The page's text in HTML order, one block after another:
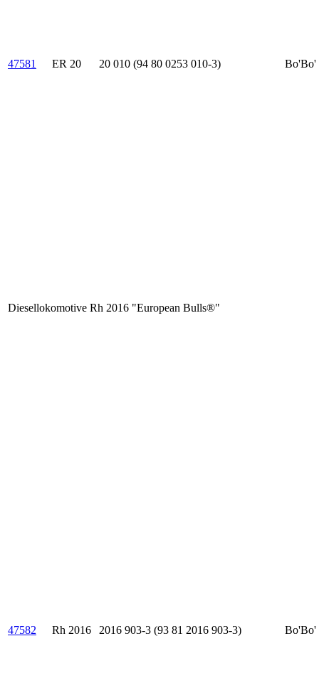
47581 ER 20 20 010 (94 80 0253 010-3) Bo'Bo'
Diesellokomotive Rh 2016 "European Bulls®"
47582 Rh 2016 2016 903-3 (93 81 2016 903-3) Bo'Bo'